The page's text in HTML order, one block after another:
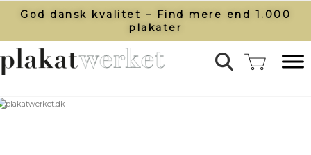
God dansk kvalitet – Find mere end 1.000
plakater​